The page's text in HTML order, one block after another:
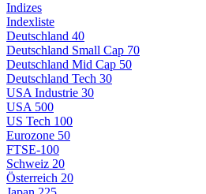
Indizes
Indexliste
Deutschland 40
Deutschland Small Cap 70
Deutschland Mid Cap 50
Deutschland Tech 30
USA Industrie 30
USA 500
US Tech 100
Eurozone 50
FTSE-100
Schweiz 20
Österreich 20